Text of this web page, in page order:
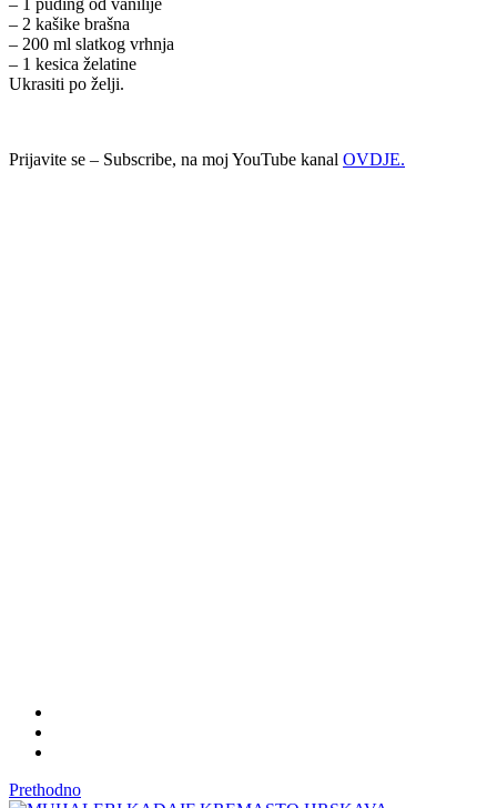
– 1 puding od vanilije
– 2 kašike brašna
– 200 ml slatkog vrhnja
– 1 kesica želatine
Ukrasiti po želji.
Prijavite se – Subscribe, na moj YouTube kanal OVDJE.
Prethodno